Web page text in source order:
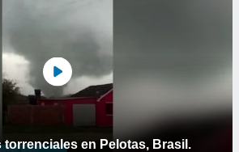
en Pelotas, Brasil.